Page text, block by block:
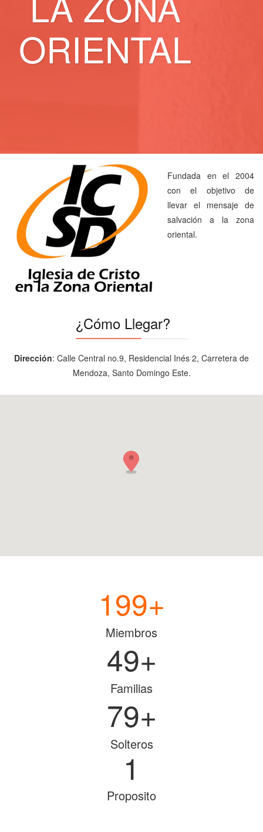
ORIENTAL
Fundada en el 2004
con el objetivo de
llevar el mensaje de
salvación a la zona
oriental.
¿Cómo Llegar?
Dirección: Calle Central no.9, Residencial Inés 2, Carretera de
Mendoza, Santo Domingo Este.
200+
Miembros
50+
Familias
80+
Solteros
1
Proposito